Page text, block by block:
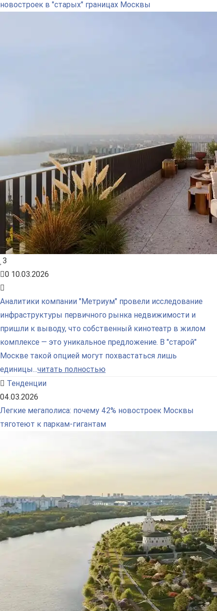
новостроек в "старых" границах Москвы
3
0 10.03.2026
Аналитики компании "Метриум" провели исследование
инфраструктуры первичного рынка недвижимости и
пришли к выводу, что собственный кинотеатр в жилом
комплексе — это уникальное предложение. В "старой"
Москве такой опцией могут похвастаться лишь
единицы...читать полностью
Тенденции
04.03.2026
Легкие мегаполиса: почему 42% новостроек Москвы
тяготеют к паркам-гигантам